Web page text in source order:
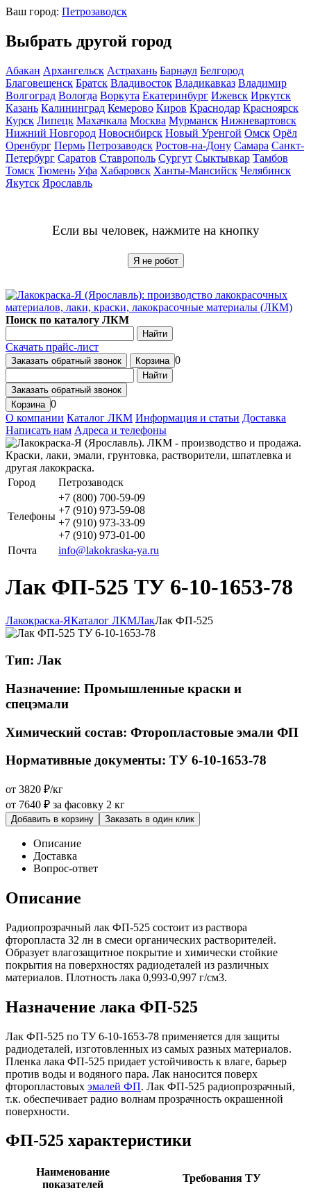
Ваш город: Петрозаводск
Выбрать другой город
Абакан Архангельск Астрахань Барнаул Белгород
Благовещенск Братск Владивосток Владикавказ Владимир
Волгоград Вологда Воркута Екатеринбург Ижевск Иркутск
Казань Калининград Кемерово Киров Краснодар Красноярск
Курск Липецк Махачкала Москва Мурманск Нижневартовск
Нижний Новгород Новосибирск Новый Уренгой Омск Орёл
Оренбург Пермь Петрозаводск Ростов-на-Дону Самара Санкт-
Петербург Саратов Ставрополь Сургут Сыктывкар Тамбов
Томск Тюмень Уфа Хабаровск Ханты-Мансийск Челябинск
Якутск Ярославль
Если вы человек, нажмите на кнопку
Я не робот
Поиск по каталогу ЛКМ
Найти
Скачать прайс-лист
Заказать обратный звонок Корзина 0
Найти
Заказать обратный звонок
Корзина 0
О компании Каталог ЛКМ Информация и статьи Доставка
Написать нам Адреса и телефоны
Город Петрозаводск
Телефоны
+7 (800) 700-59-09
+7 (910) 973-59-08
+7 (910) 973-33-09
+7 (910) 973-01-00
Почта
info@lakokraska-ya.ru
Лак ФП-525 ТУ 6-10-1653-78
Лакокраска-ЯКаталог ЛКМЛакЛак ФП-525
Тип: Лак
Назначение: Промышленные краски и
спецэмали
Химический состав: Фторопластовые эмали ФП
Нормативные документы: ТУ 6-10-1653-78
от 3820 ₽/кг
от 7640 ₽ за фасовку 2 кг
Добавить в корзину Заказать в один клик
Описание
Доставка
Вопрос-ответ
Описание
Радиопрозрачный лак ФП-525 состоит из раствора
фторопласта 32 лн в смеси органических растворителей.
Образует влагозащитное покрытие и химически стойкие
покрытия на поверхностях радиодеталей из различных
материалов. Плотность лака 0,993-0,997 г/см3.
Назначение лака ФП-525
Лак ФП-525 по ТУ 6-10-1653-78 применяется для защиты
радиодеталей, изготовленных из самых разных материалов.
Пленка лака ФП-525 придает устойчивость к влаге, барьер
против воды и водяного пара. Лак наносится поверх
фторопластовых эмалей ФП. Лак ФП-525 радиопрозрачный,
т.к. обеспечивает радио волнам прозрачность окрашенной
поверхности.
ФП-525 характеристики
Наименование
показателей
Требования ТУ